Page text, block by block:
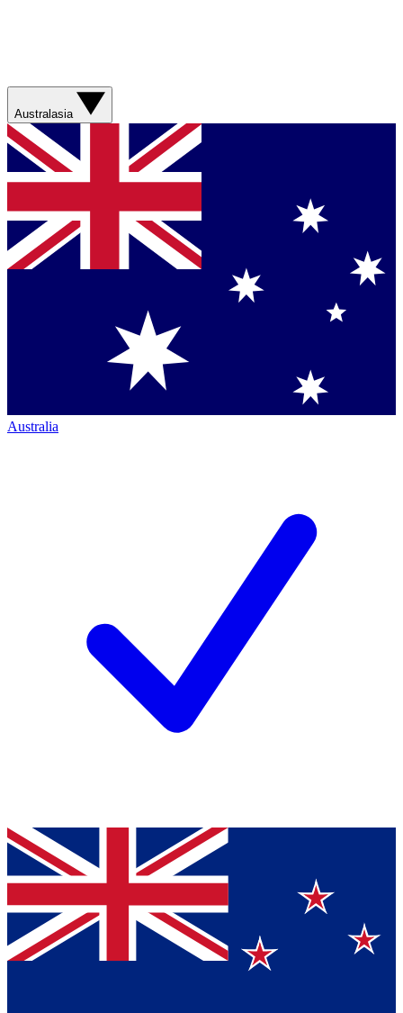
Australasia
Australia